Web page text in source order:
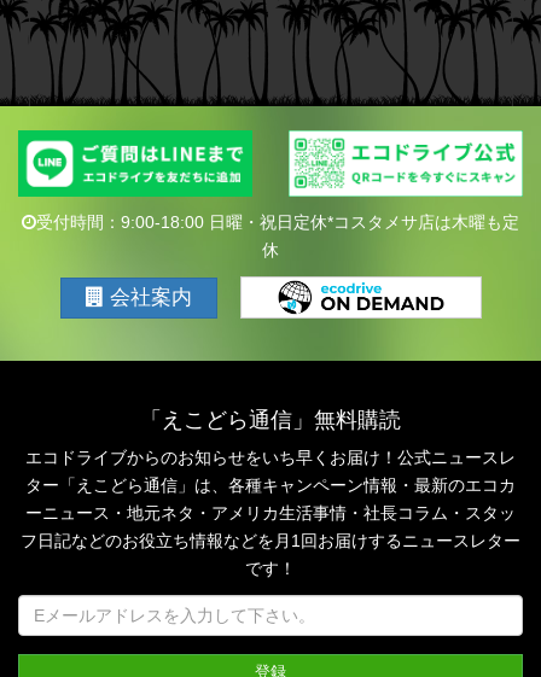
受付時間：9:00-18:00 日曜・祝日定休*コスタメサ店は木曜も定
休
会社案内
「えこどら通信」無料購読
エコドライブからのお知らせをいち早くお届け！公式ニュースレ
ター「えこどら通信」は、 各種キャンペーン情報・最新のエコカ
ーニュース・地元ネタ・アメリカ生活事情・社長コラム・ スタッ
フ日記などのお役立ち情報などを月1回お届けするニュースレター
です！